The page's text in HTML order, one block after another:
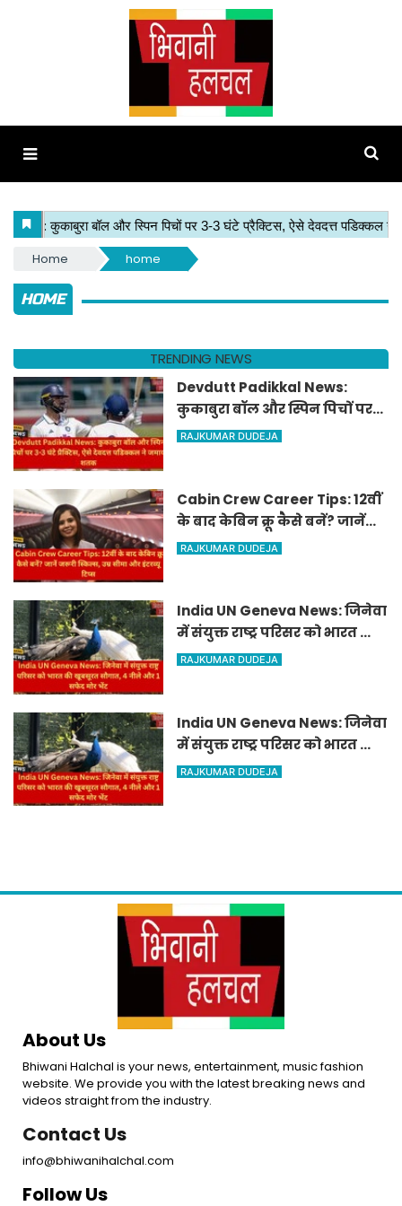
Home home
HOME
TRENDING NEWS
Devdutt Padikkal News:
कुकाबुरा बॉल और स्पिन पिचों पर
3-3 घंटे प्रैक्टिस, ऐसे देवदत्त
RAJKUMAR DUDEJA
Cabin Crew Career Tips: 12वीं
के बाद केबिन क्रू कैसे बनें? जानें
जरूरी स्किल्स, उम्र सीमा और इंटरव्यू
RAJKUMAR DUDEJA
India UN Geneva News: जिनेवा
में संयुक्त राष्ट्र परिसर को भारत की
खूबसूरत सौगात, 4 नीले और 1
RAJKUMAR DUDEJA
India UN Geneva News: जिनेवा
में संयुक्त राष्ट्र परिसर को भारत की
खूबसूरत सौगात, 4 नीले और 1
RAJKUMAR DUDEJA
About Us
Bhiwani Halchal is your news, entertainment, music fashion
website. We provide you with the latest breaking news and
videos straight from the industry.
Contact Us
info@bhiwanihalchal.com
Follow Us